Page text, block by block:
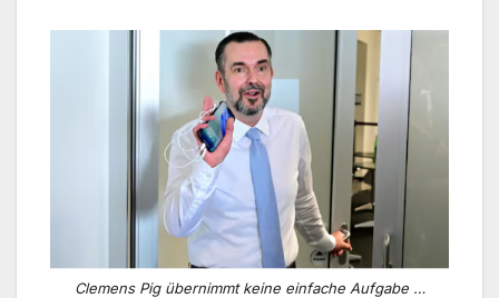
Clemens Pig übernimmt keine einfache Aufgabe …